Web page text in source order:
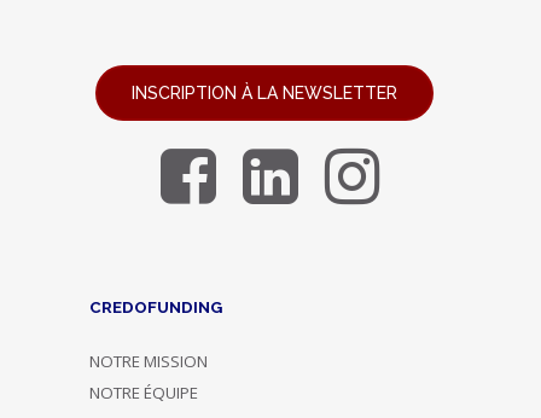
INSCRIPTION À LA NEWSLETTER
CREDOFUNDING
NOTRE MISSION
NOTRE ÉQUIPE